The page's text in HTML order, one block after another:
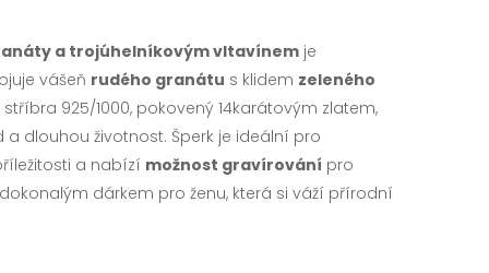
a trojúhelníkovým vltavínem je
vášeň rudého granátu s klidem zeleného
stříbra 925/1000, pokovený 14karátovým zlatem,
dlouhou životnost. Šperk je ideální pro
a nabízí možnost gravírování pro
dárkem pro ženu, která si váží přírodní